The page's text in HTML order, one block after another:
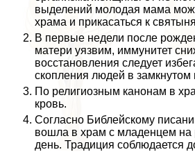
выделений молодая мама
храма и прикасаться к
В первые недели после
матери уязвим, иммунитет
восстановления следует
скопления людей в замкнутом
По религиозным канонам в
кровь.
Согласно Библейскому
вошла в храм с младенцем на
день. Традиция соблюдается